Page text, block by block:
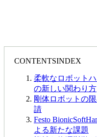
CONTENTSINDEX
柔軟なロボット
の新しい関わり方
剛体ロボットの
請
Festo
よる新たな課題